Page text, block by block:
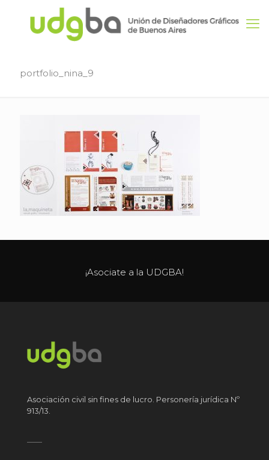
portfolio_nina_9
¡Asociate a la UDGBA!
Asociación civil sin fines de lucro. Personería jurídica Nº
913/13.